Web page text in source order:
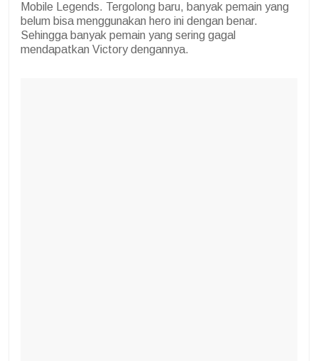
Mobile Legends. Tergolong baru, banyak pemain yang
belum bisa menggunakan hero ini dengan benar.
Sehingga banyak pemain yang sering gagal
mendapatkan Victory dengannya.